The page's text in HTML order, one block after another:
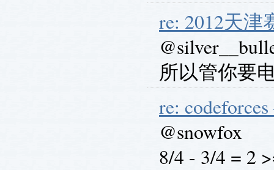
re: 2012天津
所以管你要
re:
@snowfox
8/4 - 3/4 = 2